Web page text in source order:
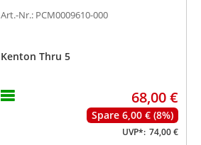
Art.-Nr.: PCM0009610-000
Kenton Thru 5
68,00 €
Spare 6,00 € (8%)
UVP*: 74,00 €